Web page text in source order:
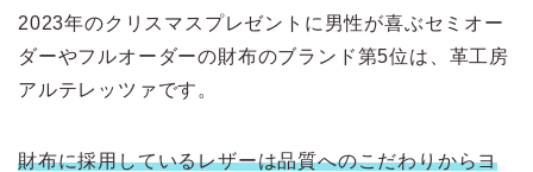
2023年のクリスマスプレゼントに男性が喜ぶセミオー
ダーやフルオーダーの財布のブランド第5位は、革工房
アルテレッツァです。
財布に採用しているレザーは品質へのこだわりからヨ